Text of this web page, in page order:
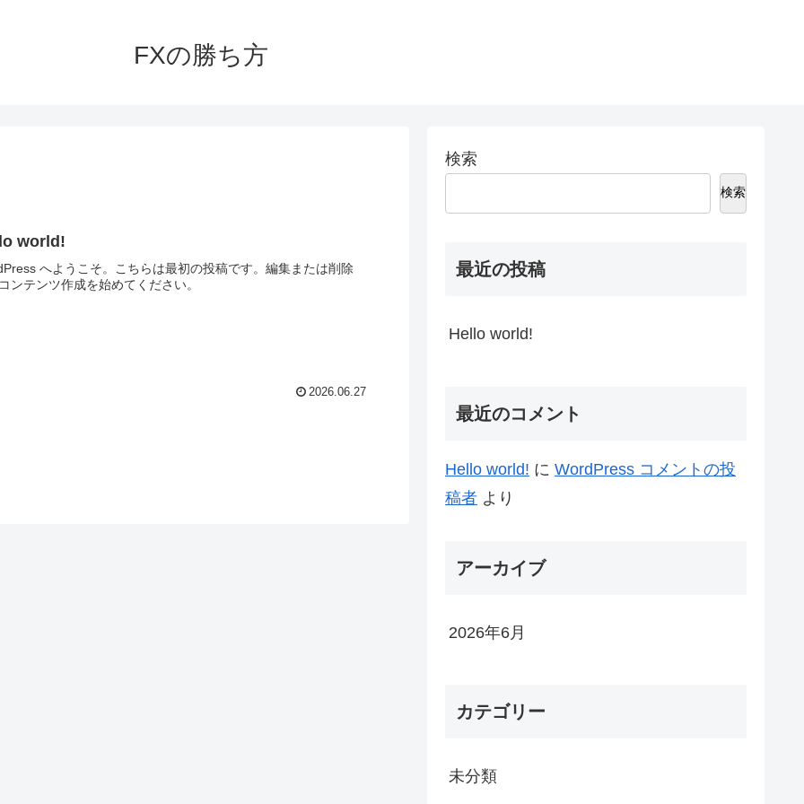
FXの勝ち方
world!
へようこそ。こちらは最初の投稿です。編集または削除
ンテンツ作成を始めてください。
2026.06.27
検索
検索
最近の投稿
Hello world!
最近のコメント
Hello world! に WordPress コメントの投
稿者 より
アーカイブ
2026年6月
カテゴリー
未分類